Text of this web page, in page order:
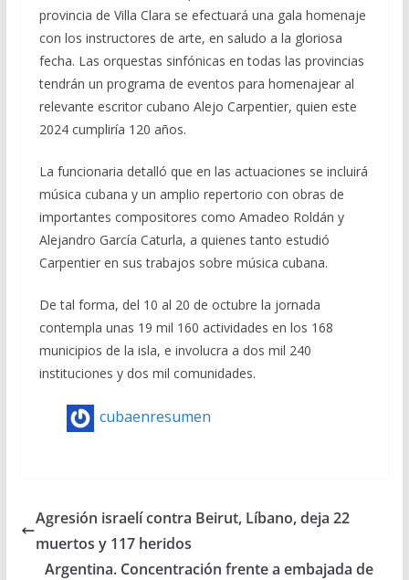
provincia de Villa Clara se efectuará una gala homenaje
con los instructores de arte, en saludo a la gloriosa
fecha. Las orquestas sinfónicas en todas las provincias
tendrán un programa de eventos para homenajear al
relevante escritor cubano Alejo Carpentier, quien este
2024 cumpliría 120 años.
La funcionaria detalló que en las actuaciones se incluirá
música cubana y un amplio repertorio con obras de
importantes compositores como Amadeo Roldán y
Alejandro García Caturla, a quienes tanto estudió
Carpentier en sus trabajos sobre música cubana.
De tal forma, del 10 al 20 de octubre la jornada
contempla unas 19 mil 160 actividades en los 168
municipios de la isla, e involucra a dos mil 240
instituciones y dos mil comunidades.
cubaenresumen
Agresión israelí contra Beirut, Líbano, deja 22
muertos y 117 heridos
Argentina. Concentración frente a embajada de